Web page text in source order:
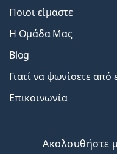
Ποιοι είμαστε
Η Ομάδα Μας
Blog
Γιατί να ψωνίσετε από
Επικοινωνία
Ακολουθήστε